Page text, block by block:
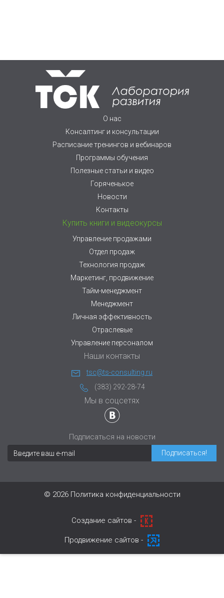
О нас
Консалтинг и консультации
Расписание тренингов и вебинаров
Программы обучения
Полезные статьи и видео
Горяченькое
Новости
Контакты
Купить книги и видеокурсы
Управление продажами
Отдел продаж
Технология продаж
Маркетинг, продвижение
Тайм-менеджмент
Менеджмент
Личная эффективность
Отраслевые
Управление персоналом
Наши контакты
tsc@ts-consulting.ru
(383) 292-28-74
Мы в соцсетях
Подписаться на новости
© 2026 Политика конфиденциальности
Cоздание сайтов -
Продвижение сайтов -